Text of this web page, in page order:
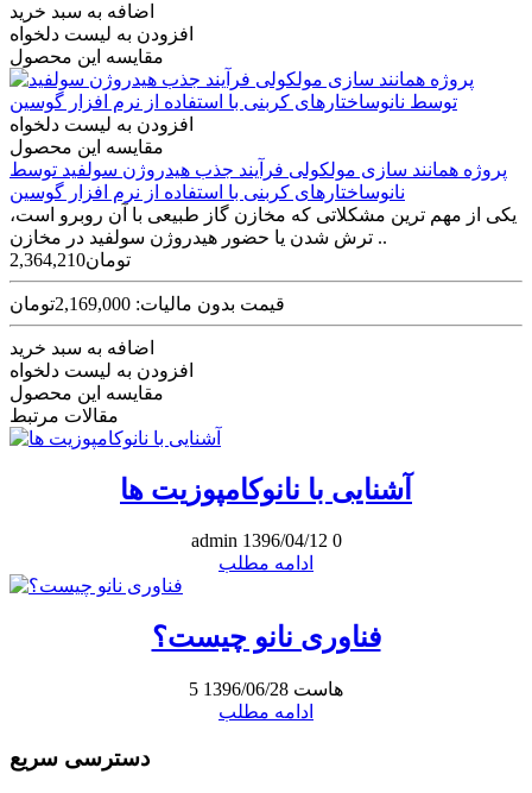
اضافه به سبد خرید
افزودن به لیست دلخواه
مقایسه این محصول
افزودن به لیست دلخواه
مقایسه این محصول
پروژه همانند سازی مولکولی فرآیند جذب هیدروژن سولفید توسط
نانوساختارهای کربنی با استفاده از نرم افزار گوسین
یکی از مهم ترین مشکلاتی که مخازن گاز طبیعی با آن روبرو است،
ترش شدن یا حضور هیدروژن سولفید در مخازن ..
2,364,210تومان
قیمت بدون مالیات: 2,169,000تومان
اضافه به سبد خرید
افزودن به لیست دلخواه
مقایسه این محصول
مقالات مرتبط
آشنایی با نانوکامپوزیت ها
admin 1396/04/12 0
ادامه مطلب
فناوری نانو چیست؟
هاست 1396/06/28
5
ادامه مطلب
دسترسی سریع